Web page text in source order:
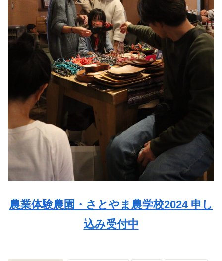
農業体験農園・さとやま農学校2024 申し
込み受付中